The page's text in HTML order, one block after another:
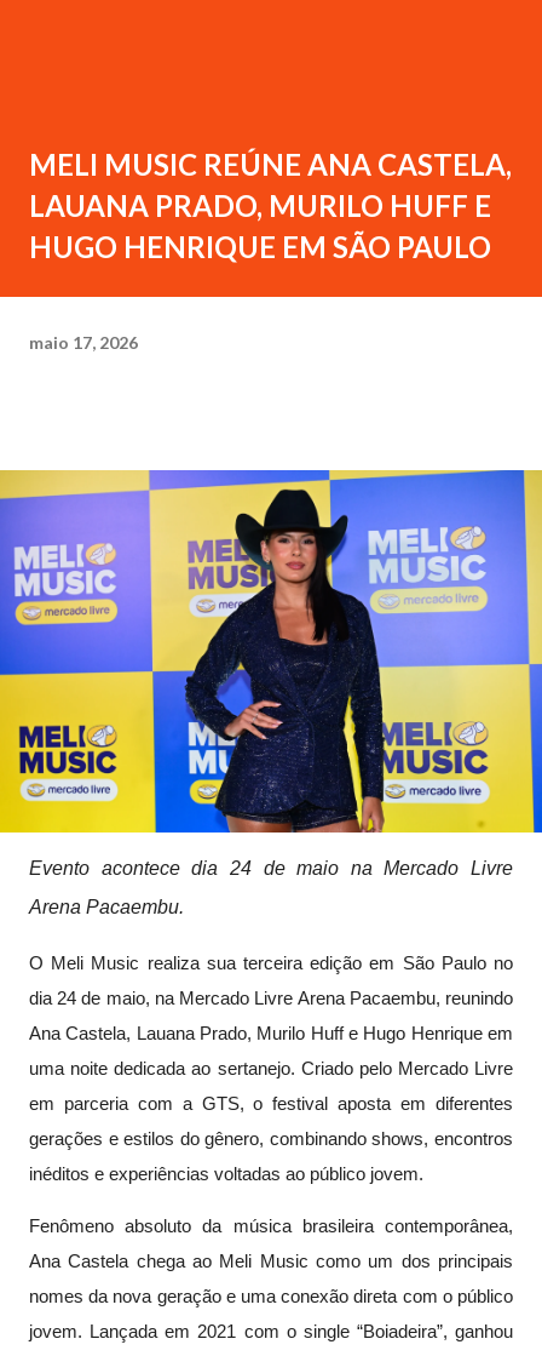
MELI MUSIC REÚNE ANA CASTELA,
LAUANA PRADO, MURILO HUFF E
HUGO HENRIQUE EM SÃO PAULO
maio 17, 2026
Evento acontece dia 24 de maio na Mercado Livre
Arena Pacaembu.
O Meli Music realiza sua terceira edição em São Paulo no
dia 24 de maio, na Mercado Livre Arena Pacaembu, reunindo
Ana Castela, Lauana Prado, Murilo Huff e Hugo Henrique em
uma noite dedicada ao sertanejo. Criado pelo Mercado Livre
em parceria com a GTS, o festival aposta em diferentes
gerações e estilos do gênero, combinando shows, encontros
inéditos e experiências voltadas ao público jovem.
Fenômeno absoluto da música brasileira contemporânea,
Ana Castela chega ao Meli Music como um dos principais
nomes da nova geração e uma conexão direta com o público
jovem. Lançada em 2021 com o single “Boiadeira”, ganhou